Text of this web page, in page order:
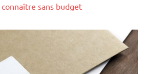
sans budget